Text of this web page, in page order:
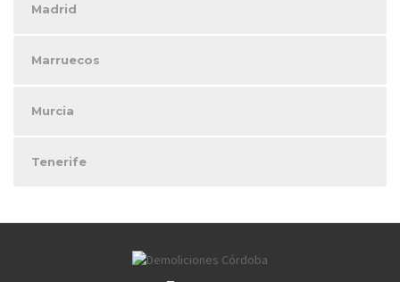
Madrid
Marruecos
Murcia
Tenerife